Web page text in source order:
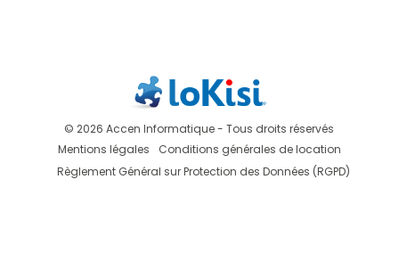
© 2026 Accen Informatique - Tous droits réservés
Mentions légales
Conditions générales de location
Règlement Général sur Protection des Données (RGPD)